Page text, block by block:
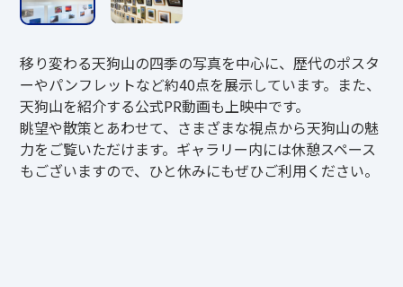
移り変わる天狗山の四季の写真を中心に、歴代のポスタ
ーやパンフレットなど約40点を展示しています。また、
天狗山を紹介する公式PR動画も上映中です。
眺望や散策とあわせて、さまざまな視点から天狗山の魅
力をご覧いただけます。ギャラリー内には休憩スペース
もございますので、ひと休みにもぜひご利用ください。